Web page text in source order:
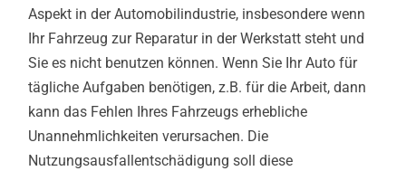
Aspekt in der Automobilindustrie, insbesondere wenn
Ihr Fahrzeug zur Reparatur in der Werkstatt steht und
Sie es nicht benutzen können. Wenn Sie Ihr Auto für
tägliche Aufgaben benötigen, z.B. für die Arbeit, dann
kann das Fehlen Ihres Fahrzeugs erhebliche
Unannehmlichkeiten verursachen. Die
Nutzungsausfallentschädigung soll diese